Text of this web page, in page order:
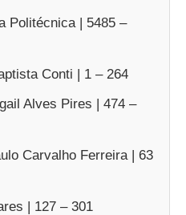
Politécnica | 5485 –
Conti | 1 – 264
Alves Pires | 474 –
Carvalho Ferreira | 63
| 127 – 301